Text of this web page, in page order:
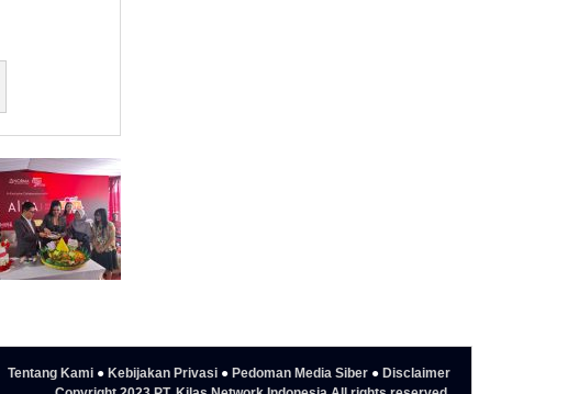
Tentang Kami ● Kebijakan Privasi ● Pedoman Media Siber ● Disclaimer